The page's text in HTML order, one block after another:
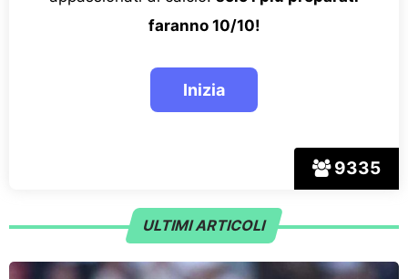
9335
faranno 10/10!
ULTIMI ARTICOLI